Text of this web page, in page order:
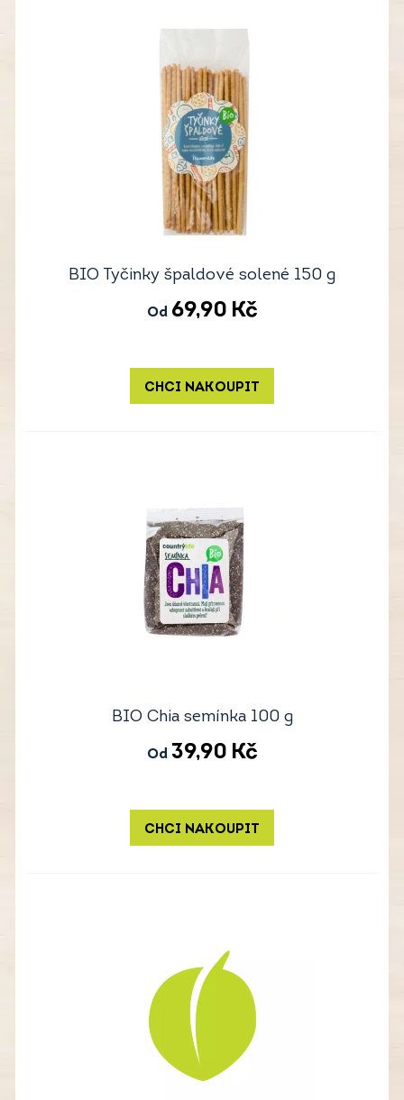
BIO Tyčinky špaldové solené 150 g
Od 69,90 Kč
CHCI NAKOUPIT
BIO Chia semínka 100 g
Od 39,90 Kč
CHCI NAKOUPIT